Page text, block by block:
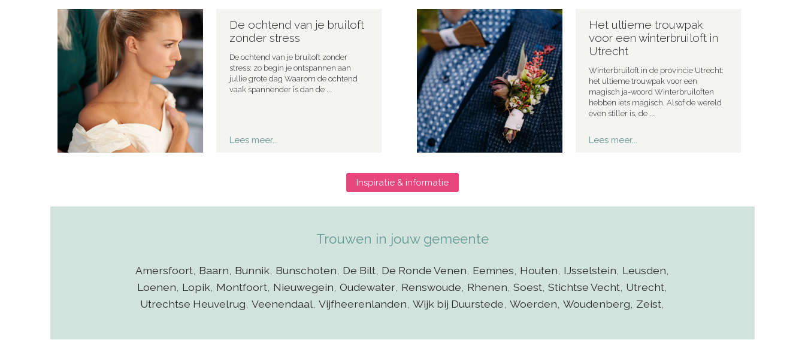
De ochtend van je bruiloft
zonder stress
De ochtend van je bruiloft zonder
stress: zo begin je ontspannen aan
jullie grote dag Waarom de ochtend
vaak spannender is dan de ...
Lees meer...
Het ultieme trouwpak
voor een winterbruiloft in
Utrecht
Winterbruiloft in de provincie Utrecht:
het ultieme trouwpak voor een
magisch ja-woord Winterbruiloften
hebben iets magisch. Alsof de wereld
even stiller is, de ...
Lees meer...
Inspiratie & informatie
Trouwen in jouw gemeente
Amersfoort, Baarn, Bunnik, Bunschoten, De Bilt, De Ronde Venen, Eemnes, Houten, IJsselstein, Leusden,
Loenen, Lopik, Montfoort, Nieuwegein,Oudewater, Renswoude, Rhenen,Soest,Stichtse Vecht, Utrecht,
Utrechtse Heuvelrug,Veenendaal,Vijfheerenlanden,Wijk bij Duurstede,Woerden,Woudenberg, Zeist,